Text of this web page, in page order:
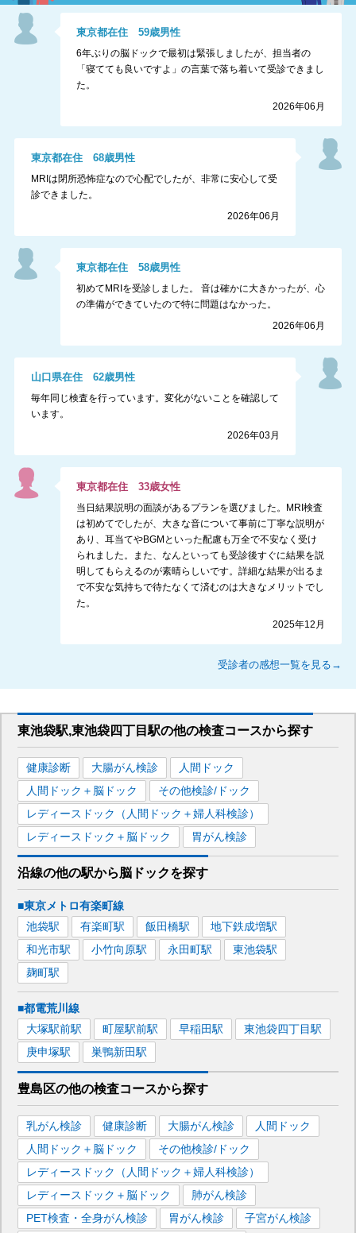
東京都在住59歳男性
6年ぶりの脳ドックで最初は緊張しましたが、担当者の
「寝てても良いですよ」の言葉で落ち着いて受診できまし
た。
2026年06月
東京都在住 68歳男性
MRIは閉所恐怖症なので心配でしたが、非常に安心して受
診できました。
2026年06月
東京都在住58歳男性
初めてMRIを受診しました。 音は確かに大きかったが、心
の準備ができていたので特に問題はなかった。
2026年06月
山口県在住 62歳男性
毎年同じ検査を行っています。変化がないことを確認して
います。
2026年03月
東京都在住33歳女性
当日結果説明の面談があるプランを選びました。MRI検査
は初めてでしたが、大きな音について事前に丁寧な説明が
あり、耳当てやBGMといった配慮も万全で不安なく受け
られました。また、なんといっても受診後すぐに結果を説
明してもらえるのが素晴らしいです。詳細な結果が出るま
で不安な気持ちで待たなくて済むのは大きなメリットでし
た。
2025年12月
受診者の感想一覧を見る→
東池袋駅,東池袋四丁目駅の他の検査コースから探す
健康診断 大腸がん検診
人間ドック
人間ドック＋脳ドック
その他検診/ドック
レディースドック（人間ドック＋婦人科検診）
レディースドック＋脳ドック
胃がん検診
沿線の他の駅から脳ドックを探す
■東京メトロ有楽町線
池袋駅 有楽町駅 飯田橋駅 地下鉄成増駅
和光市駅 小竹向原駅 永田町駅 東池袋駅
麹町駅
■都電荒川線
大塚駅前駅 町屋駅前駅 早稲田駅 東池袋四丁目駅
庚申塚駅 巣鴨新田駅
豊島区の他の検査コースから探す
乳がん検診 健康診断 大腸がん検診
人間ドック
人間ドック＋脳ドック
その他検診/ドック
レディースドック（人間ドック＋婦人科検診）
レディースドック＋脳ドック
肺がん検診
PET検査・全身がん検診
胃がん検診
子宮がん検診